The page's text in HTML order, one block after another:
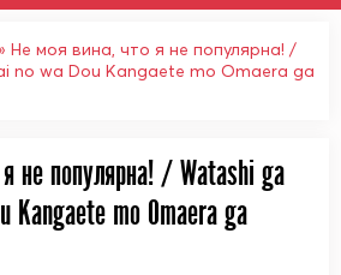
» Не моя вина, что я не популярна! /
no wa Dou Kangaete mo Omaera ga
не популярна! / Watashi ga
Kangaete mo Omaera ga